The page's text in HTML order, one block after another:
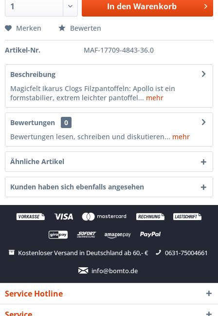
In den Warenkorb
Merken Bewerten
Artikel-Nr. MAF-17709-4843-36.0
Beschreibung
Magicfelt Ikarus Clogs Filzpantoffeln: Apollo ist ein
formstabilier, extrem leichter pantoffel... mehr
Bewertungen
0
Bewertungen lesen, schreiben und diskutieren... mehr
Ähnliche Artikel
Kunden haben sich ebenfalls angesehen
Kostenloser Versand in Deutschland ab 60,- € 0631-75004661
info@bomto.de
Service Hotline